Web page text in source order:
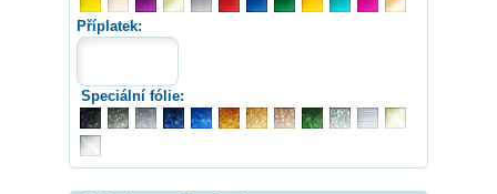
Příplatek:
Speciální fólie: